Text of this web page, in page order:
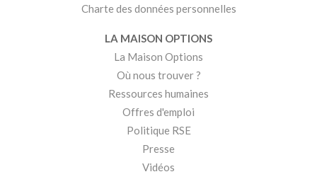
Charte des données personnelles
LA MAISON OPTIONS
La Maison Options
Où nous trouver ?
Ressources humaines
Offres d'emploi
Politique RSE
Presse
Vidéos